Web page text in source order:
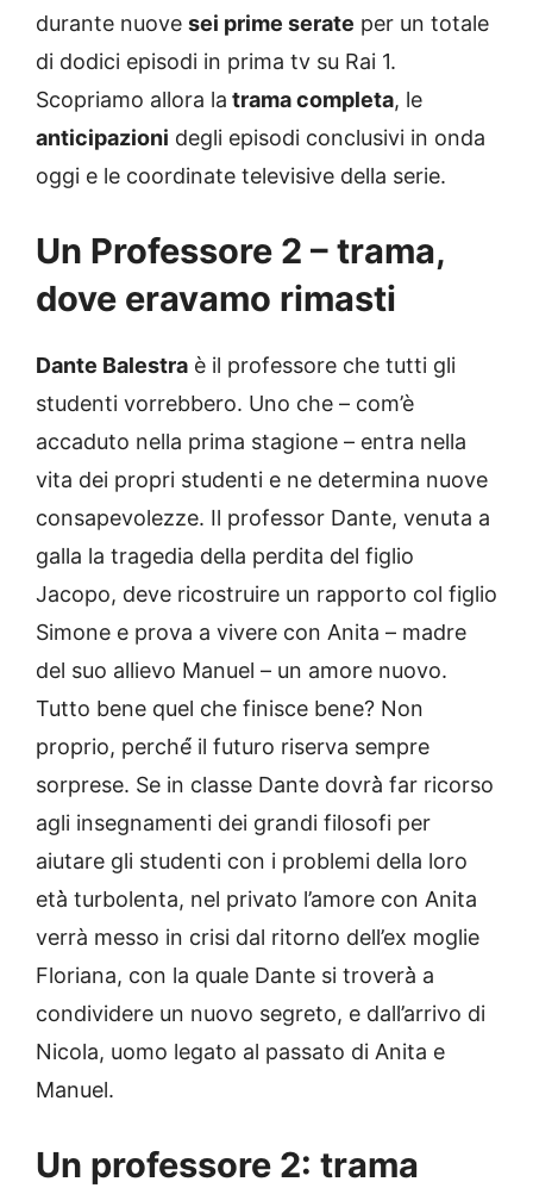
durante nuove sei prime serate per un totale
di dodici episodi in prima tv su Rai 1.
Scopriamo allora la trama completa, le
anticipazioni degli episodi conclusivi in onda
oggi e le coordinate televisive della serie.
Un Professore 2 – trama,
dove eravamo rimasti
Dante Balestra è il professore che tutti gli
studenti vorrebbero. Uno che – com’è
accaduto nella prima stagione – entra nella
vita dei propri studenti e ne determina nuove
consapevolezze. Il professor Dante, venuta a
galla la tragedia della perdita del figlio
Jacopo, deve ricostruire un rapporto col figlio
Simone e prova a vivere con Anita – madre
del suo allievo Manuel – un amore nuovo.
Tutto bene quel che finisce bene? Non
proprio, perché́ il futuro riserva sempre
sorprese. Se in classe Dante dovrà̀ far ricorso
agli insegnamenti dei grandi filosofi per
aiutare gli studenti con i problemi della loro
età̀ turbolenta, nel privato l’amore con Anita
verrà messo in crisi dal ritorno dell’ex moglie
Floriana, con la quale Dante si troverà̀ a
condividere un nuovo segreto, e dall’arrivo di
Nicola, uomo legato al passato di Anita e
Manuel.
Un professore 2: trama